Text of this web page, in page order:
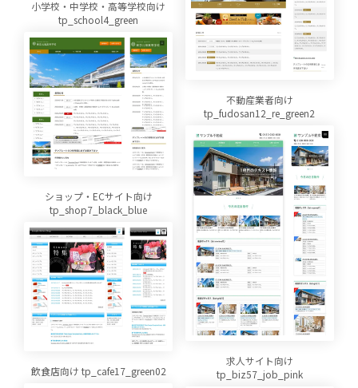
小学校・中学校・高等学校向け
tp_school4_green
不動産業者向け
tp_fudosan12_re_green2
ショップ・ECサイト向け
tp_shop7_black_blue
求人サイト向け
tp_biz57_job_pink
飲食店向け tp_cafe17_green02